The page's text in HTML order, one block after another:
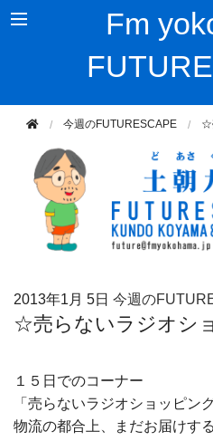
Fm
今週のFUTURESCAPE ☆
2013年1月 5日 今週の
☆売らないラジオシ
１５日でのコーナー
「売らないラジオショッピン
物流の都合上、まだお届けす